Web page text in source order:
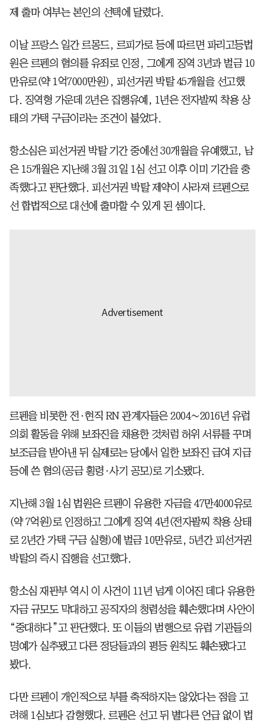
제 출마 여부는 본인의 선택에 달렸다.
이날 프랑스 일간 르몽드, 르피가로 등에 따르면 파리고등법
원은 르펜의 혐의를 유죄로 인정, 그에게 징역 3년과 벌금 10
만유로(약 1억7000만원), 피선거권 박탈 45개월을 선고했
다. 징역형 가운데 2년은 집행유예, 1년은 전자발찌 착용 상
태의 가택 구금이라는 조건이 붙었다.
항소심은 피선거권 박탈 기간 중에선 30개월을 유예했고, 남
은 15개월은 지난해 3월 31일 1심 선고 이후 이미 기간을 충
족했다고 판단했다. 피선거권 박탈 제약이 사라져 르펜으로
선 합법적으로 대선에 출마할 수 있게 된 셈이다.
르펜을 비롯한 전·현직 RN 관계자들은 2004∼2016년 유럽
의회 활동을 위해 보좌진을 채용한 것처럼 허위 서류를 꾸며
보조금을 받아낸 뒤 실제로는 당에서 일한 보좌진 급여 지급
등에 쓴 혐의(공금 횡령·사기 공모)로 기소됐다.
지난해 3월 1심 법원은 르펜이 유용한 자금을 47만4000유로
(약 7억원)로 인정하고 그에게 징역 4년(전자팔찌 착용 상태
로 2년간 가택 구금 실형)에 벌금 10만유로, 5년간 피선거권
박탈의 즉시 집행을 선고했다.
항소심 재판부 역시 이 사건이 11년 넘게 이어진 데다 유용한
자금 규모도 막대하고 공직자의 청렴성을 훼손했다며 사안이
“중대하다”고 판단했다. 또 이들의 범행으로 유럽 기관들의
명예가 실추됐고 다른 정당들과의 평등 원칙도 훼손됐다고
봤다.
다만 르펜이 개인적으로 부를 축적하지는 않았다는 점을 고
려해 1심보다 감형했다. 르펜은 선고 뒤 별다른 언급 없이 법